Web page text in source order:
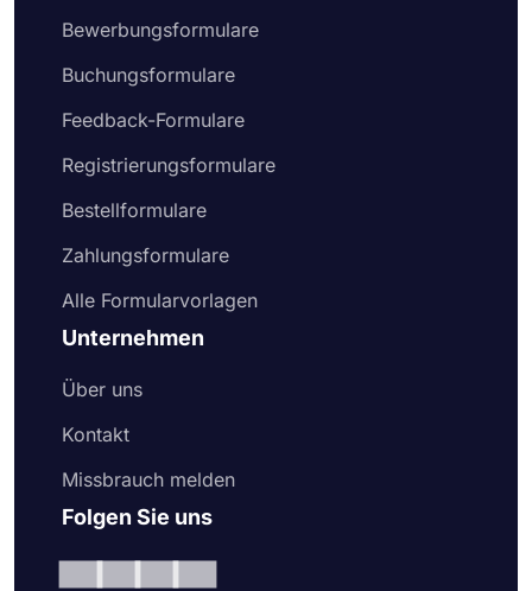
Bewerbungsformulare
Buchungsformulare
Feedback-Formulare
Registrierungsformulare
Bestellformulare
Zahlungsformulare
Alle Formularvorlagen
Unternehmen
Über uns
Kontakt
Missbrauch melden
Folgen Sie uns